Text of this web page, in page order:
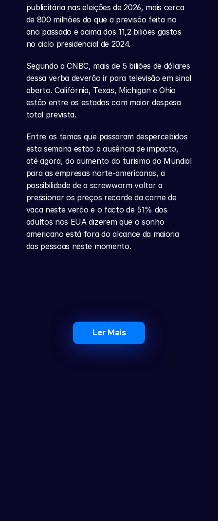
publicitária nas eleições de 2026, mais cerca
de 800 milhões do que a previsão feita no
ano passado e acima dos 11,2 biliões gastos
no ciclo presidencial de 2024.
Segundo a CNBC, mais de 5 biliões de dólares
dessa verba deverão ir para televisão em sinal
aberto. Califórnia, Texas, Michigan e Ohio
estão entre os estados com maior despesa
total prevista.
Entre os temas que passaram despercebidos
esta semana estão a ausência de impacto,
até agora, do aumento do turismo do Mundial
para as empresas norte-americanas, a
possibilidade de a screwworm voltar a
pressionar os preços recorde da carne de
vaca neste verão e o facto de 51% dos
adultos nos EUA dizerem que o sonho
americano está fora do alcance da maioria
das pessoas neste momento.
Ler Mais